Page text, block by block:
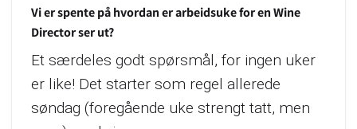
Vi er spente på hvordan er arbeidsuke for en Wine
Director ser ut?
Et særdeles godt spørsmål, for ingen uker
er like! Det starter som regel allerede
søndag (foregående uke strengt tatt, men